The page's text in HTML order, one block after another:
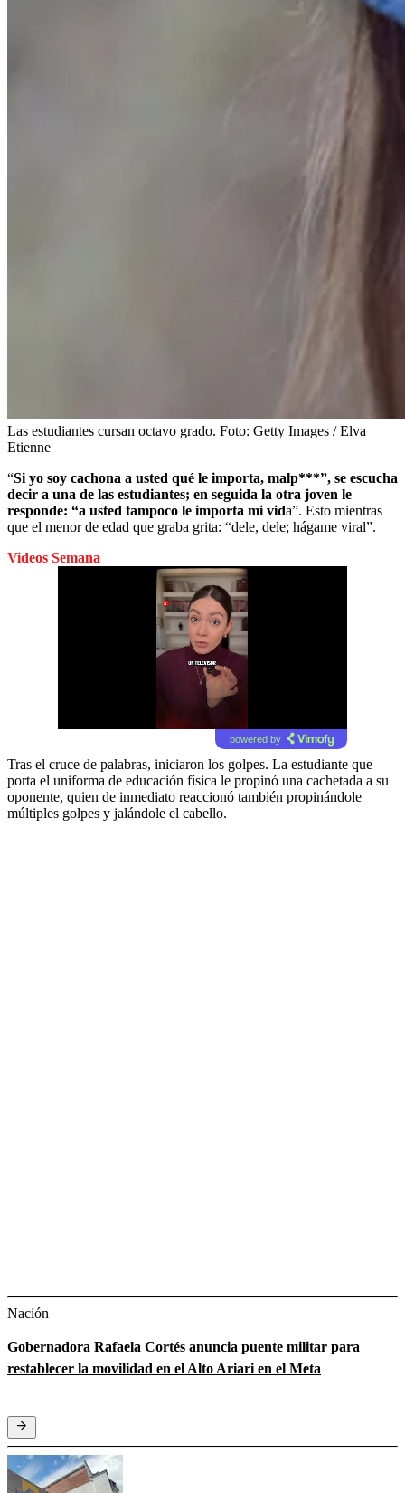
Las estudiantes cursan octavo grado. Foto: Getty Images / Elva
Etienne
“Si yo soy cachona a usted qué le importa, malp***”, se escucha
decir a una de las estudiantes; en seguida la otra joven le
responde: “a usted tampoco le importa mi vida”. Esto mientras
que el menor de edad que graba grita: “dele, dele; hágame viral”.
Videos Semana
powered by
Tras el cruce de palabras, iniciaron los golpes. La estudiante que
porta el uniforma de educación física le propinó una cachetada a su
oponente, quien de inmediato reaccionó también propinándole
múltiples golpes y jalándole el cabello.
Nación
Gobernadora Rafaela Cortés anuncia puente militar para
restablecer la movilidad en el Alto Ariari en el Meta